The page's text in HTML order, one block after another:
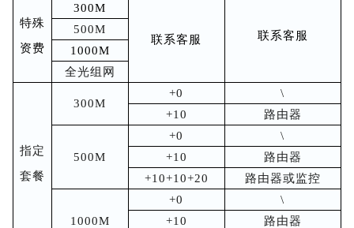
特殊
资费
300M
联系客服 联系客服
500M
1000M
全光组网
指定
套餐
300M
+0
\
+10
路由器
500M
+0
\
+10
路由器
+10+10+20
路由器或监控
1000M
+0
\
+10
路由器